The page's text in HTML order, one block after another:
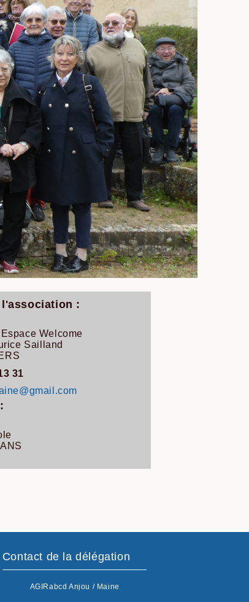
:
Welcome
Sailland
31
Contact de la délégation
AGIRabcd Anjou / Maine